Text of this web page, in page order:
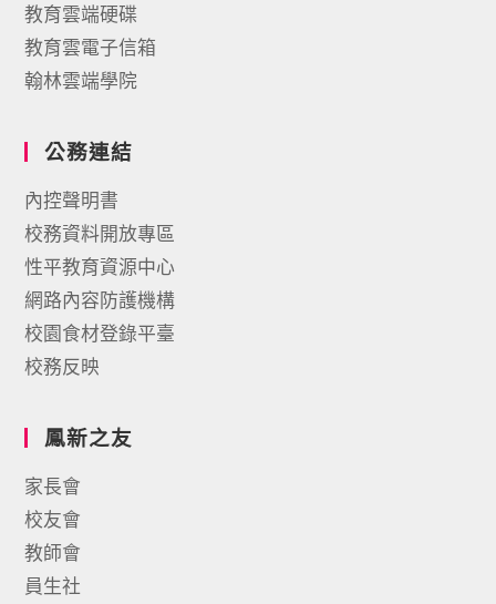
教育雲端硬碟
教育雲電子信箱
翰林雲端學院
公務連結
內控聲明書
校務資料開放專區
性平教育資源中心
網路內容防護機構
校園食材登錄平臺
校務反映
鳳新之友
家長會
校友會
教師會
員生社